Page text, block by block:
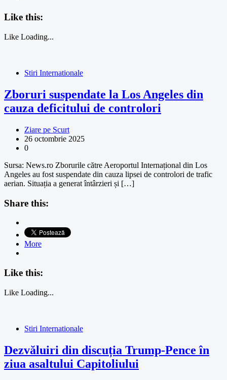
Like this:
Like Loading...
Stiri Internationale
Zboruri suspendate la Los Angeles din
cauza deficitului de controlori
Ziare pe Scurt
26 octombrie 2025
0
Sursa: News.ro Zborurile către Aeroportul Internațional din Los
Angeles au fost suspendate din cauza lipsei de controlori de trafic
aerian. Situația a generat întârzieri și […]
Share this:
More
Like this:
Like Loading...
Stiri Internationale
Dezvăluiri din discuția Trump-Pence în
ziua asaltului Capitoliului